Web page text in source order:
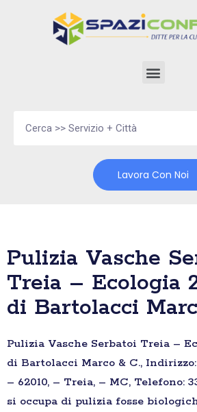
Lavora Con Noi
Pulizia Vasche
Treia – Ecologia
di Bartolacci
Pulizia Vasche Serbatoi Treia –
di Bartolacci Marco & C.,
– 62010, – Treia, – MC, Telefono:
si occupa di pulizia fosse